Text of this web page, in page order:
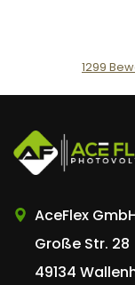
1299
AceFlex
Große Str. 28
49134